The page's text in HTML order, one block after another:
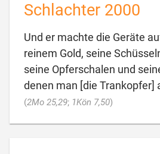
Schlachter 2000
Und er machte die Geräte
reinem Gold, seine
seine Opferschalen und
denen man [die Trankopfer]
(2Mo 25,29; 1Kön 7,50)